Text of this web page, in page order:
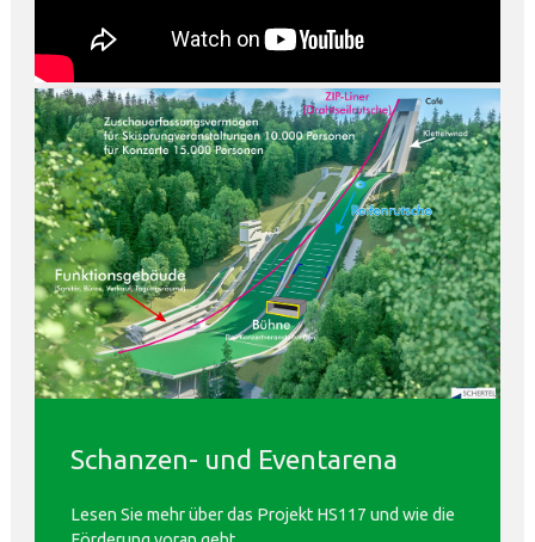
Schanzen- und Eventarena
Lesen Sie mehr über das Projekt HS117 und wie die